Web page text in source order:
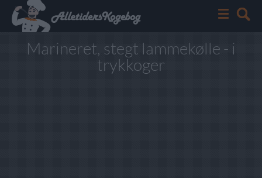
Marineret, stegt lammekølle - i
trykkoger